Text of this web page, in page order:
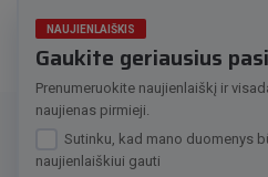
NAUJIENLAIŠKIS
Gaukite geriausius
Prenumeruokite naujienlaiškį ir
naujienas pirmieji.
Sutinku, kad mano duomenys
naujienlaiškiui gauti